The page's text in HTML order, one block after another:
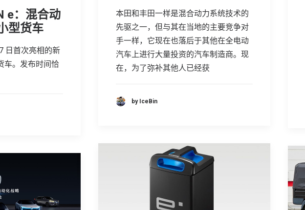
e：混合动
型货车
日首次亮相的新
车。发布时间恰
本田和丰田一样是混合动力系统技术的
先驱之一，但与其在当地的主要竞争对
手一样，它现在也落后于其他在全电动
汽车上进行大量投资的汽车制造商。现
在，为了弥补其他人已经获
by IceBin